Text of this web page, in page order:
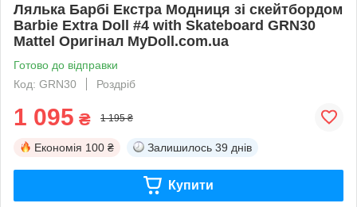
Лялька Барбі Екстра Модниця зі скейтбордом
Barbie Extra Doll #4 with Skateboard GRN30
Mattel Оригінал MyDoll.com.ua
Готово до відправки
Код: GRN30
Роздріб
1 095 ₴ 1 195 ₴
Економія 100 ₴ Залишилось 39 днів
Купити